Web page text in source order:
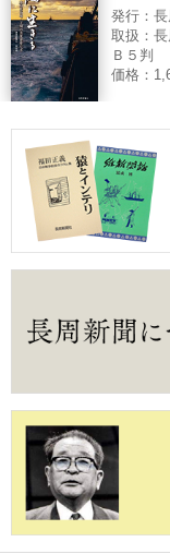
発行：
取扱：
Ｂ５判
価格：